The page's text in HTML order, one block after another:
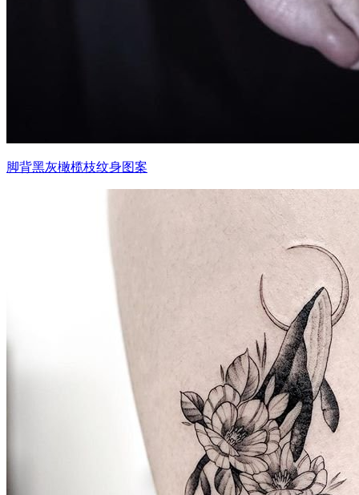
脚背黑灰橄榄枝纹身图案